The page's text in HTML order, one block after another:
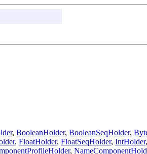
, BooleanHolder, BooleanSeqHolder,
, FloatHolder, FloatSeqHolder, IntHolder,
,